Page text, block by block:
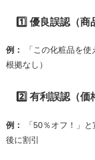
1️⃣ 優良誤認（商
例：
「この化粧品を
根拠なし）
2️⃣ 有利誤認（価
例：
「50％オフ！」
後に割引